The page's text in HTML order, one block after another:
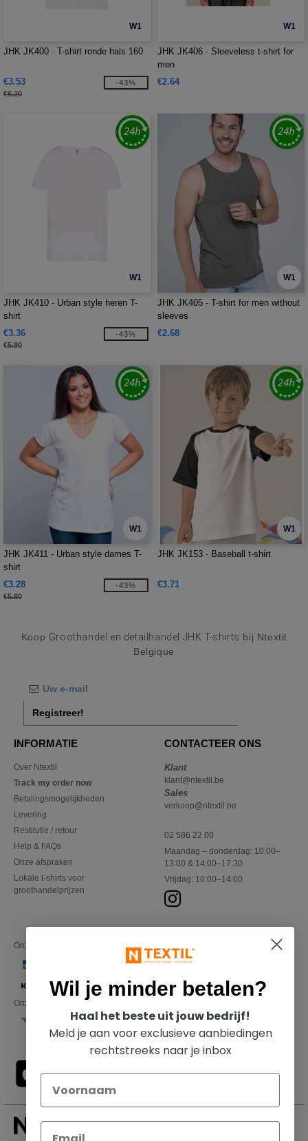
W1
JHK JK400 - T-shirt ronde hals 160
€3.53
€6.20
-43%
W1
JHK JK406 - Sleeveless t-shirt for
men
€2.64
W1
JHK JK410 - Urban style heren T-
shirt
€3.36
€5.90
-43%
W1
JHK JK405 - T-shirt for men without
sleeves
€2.68
W1
JHK JK411 - Urban style dames T-
shirt
€3.28
€5.80
-43%
W1
JHK JK153 - Baseball t-shirt
€3.71
Koop Groothandel en detailhandel JHK T-shirts bij Ntextil
Belgique
Registreer!
INFORMATIE
Over Ntextil
Track my order now
Betalingsmogelijkheden
Levering
Restitutie / retour
Help & FAQs
Onze afspraken
Lokale t-shirts voor
groothandelprijzen
CONTACTEER ONS
Klant
klant@ntextil.be
Sales
verkoop@ntextil.be
02 586 22 00
Maandag – donderdag: 10:00–
13:00 & 14:00–17:30
Vrijdag: 10:00–14:00
Onze financiële partners
Onze transporteurs
Wil je minder betalen?
Haal het beste uit jouw bedrijf!
Meld je aan voor exclusieve aanbiedingen
rechtstreeks naar je inbox